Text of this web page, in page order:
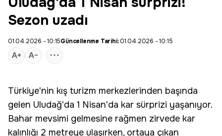
Sezon uzadı
01.04.2026 - 10:15Güncellenme Tarihi:01.04.2026 - 10:15
Türkiye'nin kış turizm merkezlerinden başında
gelen Uludağ'da 1 Nisan'da kar sürprizi yaşanıyor.
Bahar mevsimi gelmesine rağmen zirvede kar
kalınlığı 2 metreye ulaşırken, ortaya çıkan